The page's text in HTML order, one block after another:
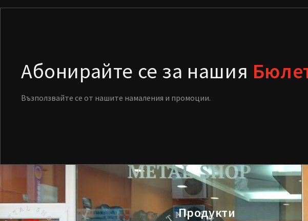
Абонирайте се за нашия
Възползвайте се от нашите намаления и промоции.
Продукти